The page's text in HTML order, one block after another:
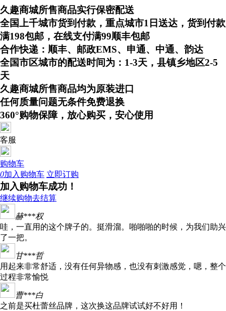
久趣商城所售商品实行保密配送
全国上千城市货到付款，重点城市1日送达，货到付款
满198包邮，在线支付满99顺丰包邮
合作快递：顺丰、邮政EMS、申通、中通、韵达
全国市区城市的配送时间为：1-3天，县镇乡地区2-5
天
久趣商城所售商品均为原装进口
任何质量问题无条件免费退换
360°购物保障，放心购买，安心使用
客服
购物车
0加入购物车 立即订购
加入购物车成功！
继续购物去结算
赫***权
哇，一直用的这个牌子的。挺滑溜。啪啪啪的时候，为我们助兴
了一把。
甘***哲
用起来非常舒适，没有任何异物感，也没有刺激感觉，嗯，整个
过程非常愉悦
曹***白
之前是买杜蕾丝品牌，这次换这品牌试试好不好用！